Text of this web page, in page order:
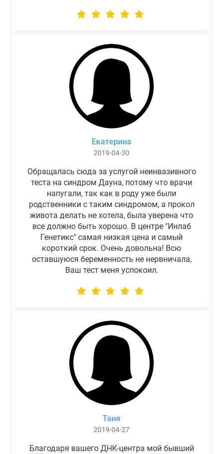
Екатерина
2019-04-30
Обращалась сюда за услугой неинвазивного
теста на синдром Дауна, потому что врачи
напугали, так как в роду уже были
родственники с таким синдромом, а прокол
живота делать не хотела, была уверена что
все должно быть хорошо. В центре "Инлаб
Генетикс" самая низкая цена и самый
короткий срок. Очень довольна! Всю
оставшуюся беременность не нервничала,
Ваш тест меня успокоил.
Таня
2019-04-27
Благодаря вашего ДНК-центра мой бывший